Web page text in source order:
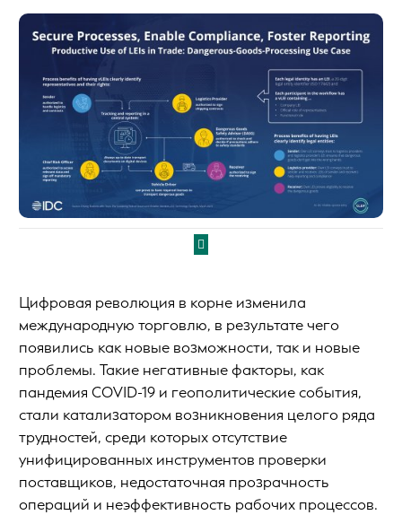
Цифровая революция в корне изменила
международную торговлю, в результате чего
появились как новые возможности, так и новые
проблемы. Такие негативные факторы, как
пандемия COVID-19 и геополитические события,
стали катализатором возникновения целого ряда
трудностей, среди которых отсутствие
унифицированных инструментов проверки
поставщиков, недостаточная прозрачность
операций и неэффективность рабочих процессов.